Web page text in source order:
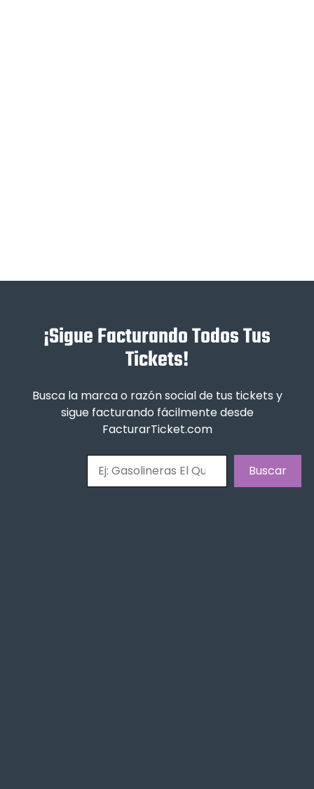
¡Sigue Facturando Todos Tus
Tickets!
Busca la marca o razón social de tus tickets y
sigue facturando fácilmente desde
FacturarTicket.com
Buscar
Buscar